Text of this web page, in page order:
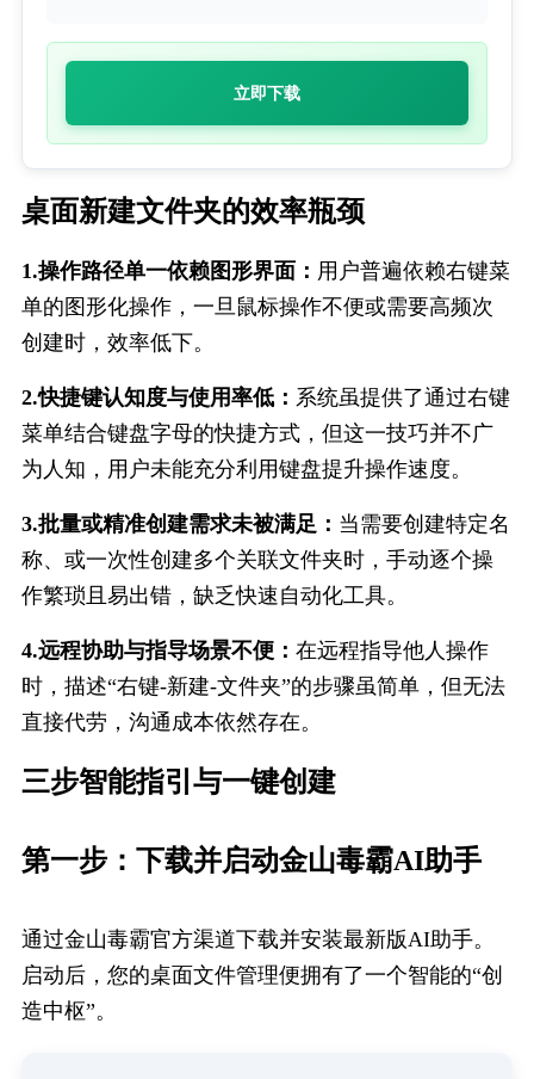
立即下载
桌面新建文件夹的效率瓶颈
1.操作路径单一依赖图形界面： 用户普遍依赖右键菜
单的图形化操作，一旦鼠标操作不便或需要高频次
创建时，效率低下。
2.快捷键认知度与使用率低： 系统虽提供了通过右键
菜单结合键盘字母的快捷方式，但这一技巧并不广
为人知，用户未能充分利用键盘提升操作速度。
3.批量或精准创建需求未被满足： 当需要创建特定名
称、或一次性创建多个关联文件夹时，手动逐个操
作繁琐且易出错，缺乏快速自动化工具。
4.远程协助与指导场景不便： 在远程指导他人操作
时，描述“右键-新建-文件夹”的步骤虽简单，但无法
直接代劳，沟通成本依然存在。
三步智能指引与一键创​建
第一步：下载并启动金山毒霸AI助手
通过金山毒霸官方渠道下载并安装最新版AI助手。
启动后，您的桌面文件管理便拥有了一个智能的“创
造中枢”。